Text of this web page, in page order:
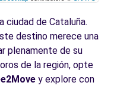
ciudad de Cataluña.
destino merece una
plenamente de su
de la región, opte
y explore con